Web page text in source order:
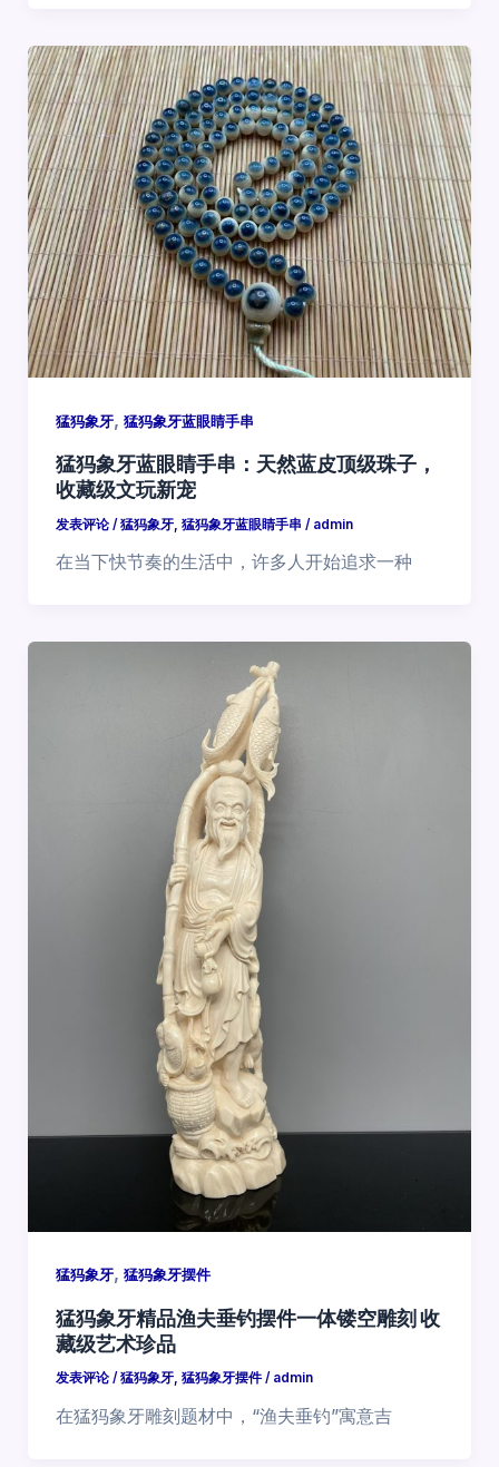
猛犸象牙, 猛犸象牙蓝眼睛手串
猛犸象牙蓝眼睛手串：天然蓝皮顶级珠子，
收藏级文玩新宠
发表评论 /猛犸象牙, 猛犸象牙蓝眼睛手串 / admin
在当下快节奏的生活中，许多人开始追求一种
猛犸象牙, 猛犸象牙摆件
猛犸象牙精品渔夫垂钓摆件一体镂空雕刻 收
藏级艺术珍品
发表评论 / 猛犸象牙, 猛犸象牙摆件/ admin
在猛犸象牙雕刻题材中，“渔夫垂钓”寓意吉